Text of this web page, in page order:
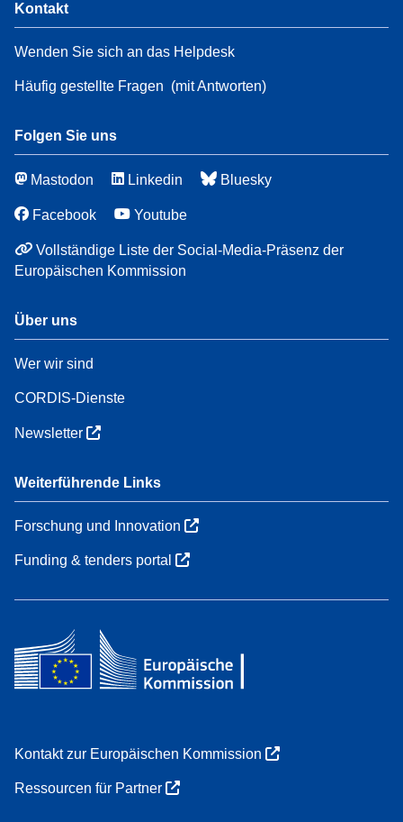
Kontakt
Wenden Sie sich an das Helpdesk
Häufig gestellte Fragen (mit Antworten)
Folgen Sie uns
Mastodon Linkedin Bluesky
Facebook Youtube
Vollständige Liste der Social-Media-Präsenz der
Europäischen Kommission
Über uns
Wer wir sind
CORDIS-Dienste
Newsletter
Weiterführende Links
Forschung und Innovation
Funding & tenders portal
Kontakt zur Europäischen Kommission
Ressourcen für Partner